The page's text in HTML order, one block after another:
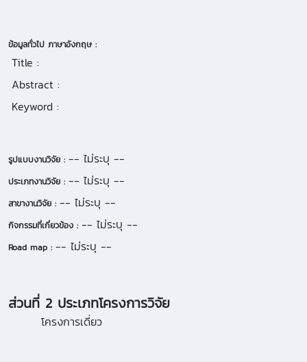
ข้อมูลทั่วไป ภาษาอังกฤษ :
Title :
Abstract :
Keyword :
รูปแบบงานวิจัย : -- ไม่ระบุ --
ประเภทงานวิจัย : -- ไม่ระบุ --
สาขางานวิจัย : -- ไม่ระบุ --
กิจกรรมที่เกี่ยวข้อง : -- ไม่ระบุ --
Road map : -- ไม่ระบุ --
ส่วนที่ 2 ประเภทโครงการวิจัย
โครงการเดี่ยว